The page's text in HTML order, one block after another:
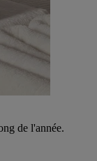
de l'année.